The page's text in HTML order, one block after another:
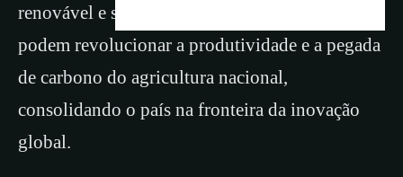
renovável e soluções biotecnológicas que
podem revolucionar a produtividade e a pegada
de carbono do agricultura nacional,
consolidando o país na fronteira da inovação
global.